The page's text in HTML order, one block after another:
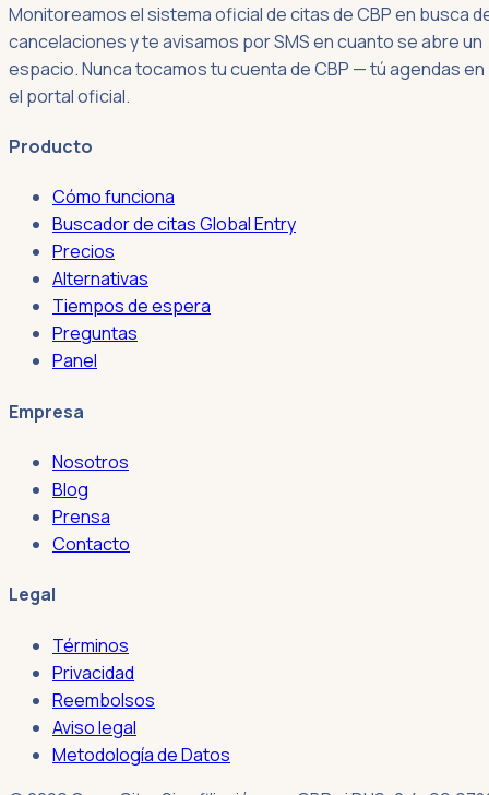
Monitoreamos el sistema oficial de citas de CBP en busca
cancelaciones y te avisamos por SMS en cuanto se abre un
espacio. Nunca tocamos tu cuenta de CBP — tú agendas en
el portal oficial.
Producto
Cómo funciona
Buscador de citas Global Entry
Precios
Alternativas
Tiempos de espera
Preguntas
Panel
Empresa
Nosotros
Blog
Prensa
Contacto
Legal
Términos
Privacidad
Reembolsos
Aviso legal
Metodología de Datos